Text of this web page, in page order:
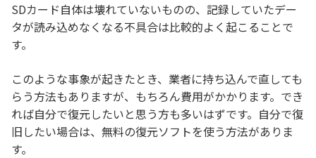
SDカード自体は壊れていないものの、記録していたデー
タが読み込めなくなる不具合は比較的よく起こることで
す。
このような事象が起きたとき、業者に持ち込んで直しても
らう方法もありますが、もちろん費用がかかります。でき
れば自分で復元したいと思う方も多いはずです。自分で復
旧したい場合は、無料の復元ソフトを使う方法がありま
す。